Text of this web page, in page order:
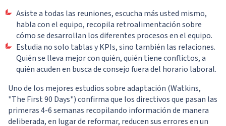
Asiste a todas las reuniones, escucha más usted mismo,
habla con el equipo, recopila retroalimentación sobre
cómo se desarrollan los diferentes procesos en el equipo.
Estudia no solo tablas y KPIs, sino también las relaciones.
Quién se lleva mejor con quién, quién tiene conflictos, a
quién acuden en busca de consejo fuera del horario laboral.
Uno de los mejores estudios sobre adaptación (Watkins,
"The First 90 Days") confirma que los directivos que pasan las
primeras 4-6 semanas recopilando información de manera
deliberada, en lugar de reformar, reducen sus errores en un